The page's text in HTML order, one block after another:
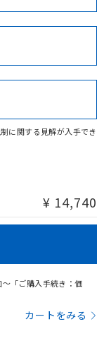
Cr(VI)
ます。
No
適合状況ページへ
らご検索ください
に関する見解が入手でき
¥ 14,740
「ご購入手続き：価
カートをみる